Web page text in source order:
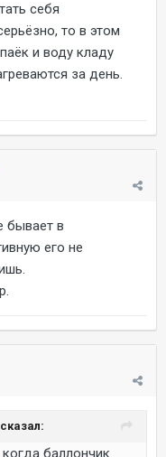
себя
то в этом
и воду кладу
за день.
бывает в
его не
баллончик